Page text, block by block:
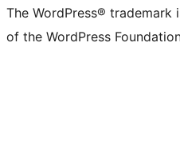
The WordPress®
of the WordPress